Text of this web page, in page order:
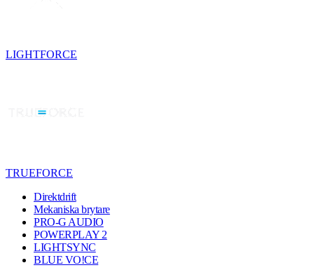
LIGHTFORCE
TRUEFORCE
Direktdrift
Mekaniska brytare
PRO-G AUDIO
POWERPLAY 2
LIGHTSYNC
BLUE VO!CE